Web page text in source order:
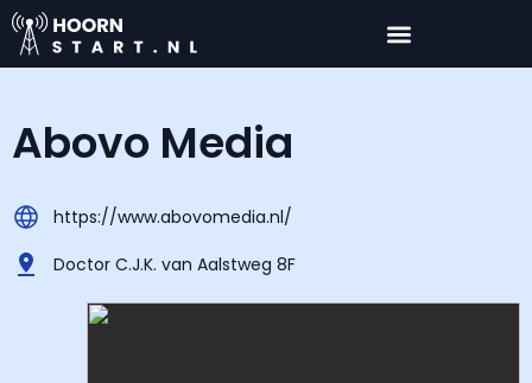
Abovo Media
https://www.abovomedia.nl/
Doctor C.J.K. van Aalstweg 8F